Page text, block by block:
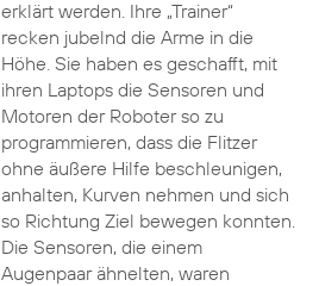
erklärt werden. Ihre „Trainer“
recken jubelnd die Arme in die
Höhe. Sie haben es geschafft, mit
ihren Laptops die Sensoren und
Motoren der Roboter so zu
programmieren, dass die Flitzer
ohne äußere Hilfe beschleunigen,
anhalten, Kurven nehmen und sich
so Richtung Ziel bewegen konnten.
Die Sensoren, die einem
Augenpaar ähnelten, waren